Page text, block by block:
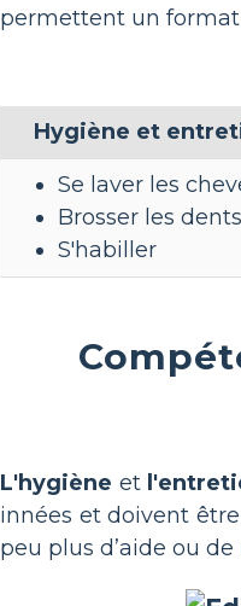
permettent un
Hygiène et
Se laver les
Brosser les dents
S'habiller
L'hygiène et
innées et doivent
peu plus d’aide ou